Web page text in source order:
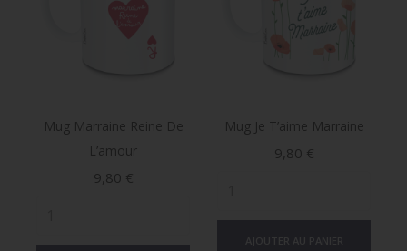
Mug Marraine Reine De
L’amour
Prix
9,80 €
Mug Je T’aime Marraine
Prix
9,80 €